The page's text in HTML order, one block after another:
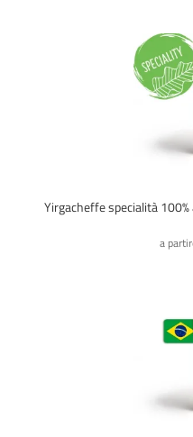
Yirgacheffe specialità
a